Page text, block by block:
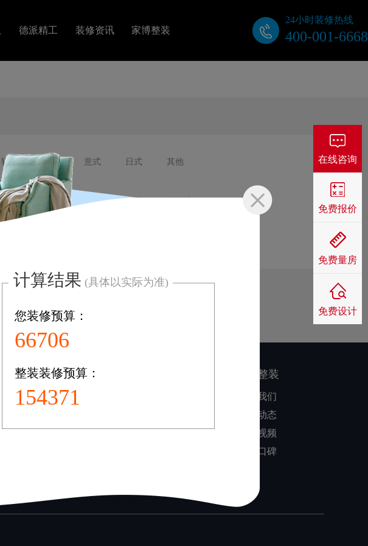
德派精工 装修资讯 家博整装
业主口碑
24小时装修热线
400-001-6668
轻奢 港式 意式 日式 其他
复式 别墅 排屋
家博整装
关于我们
公司动态
装修视频
业主口碑
计算结果 (具体以实际为准)
您装修预算：
92791
整装装修预算：
82492
在线咨询
免费报价
免费量房
免费设计